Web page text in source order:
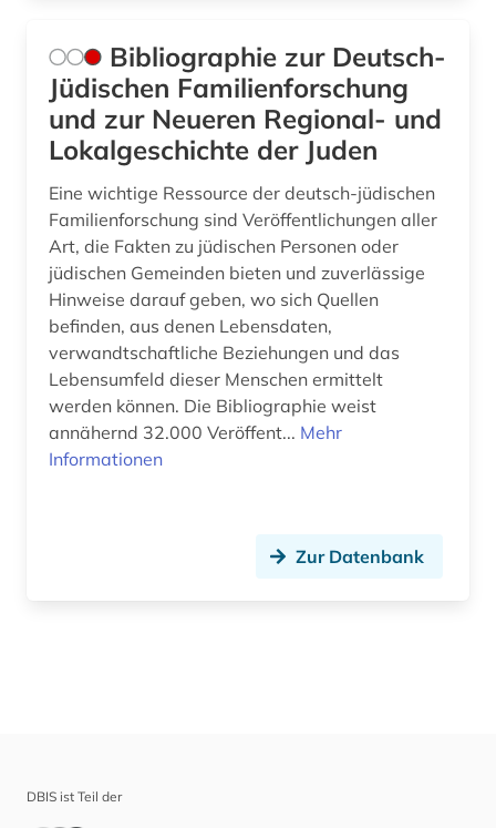
Bibliographie zur Deutsch-
Jüdischen Familienforschung
und zur Neueren Regional- und
Lokalgeschichte der Juden
Eine wichtige Ressource der deutsch-jüdischen
Familienforschung sind Veröffentlichungen aller
Art, die Fakten zu jüdischen Personen oder
jüdischen Gemeinden bieten und zuverlässige
Hinweise darauf geben, wo sich Quellen
befinden, aus denen Lebensdaten,
verwandtschaftliche Beziehungen und das
Lebensumfeld dieser Menschen ermittelt
werden können. Die Bibliographie weist
annähernd 32.000 Veröffent... Mehr
Informationen
Zur Datenbank
DBIS ist Teil der